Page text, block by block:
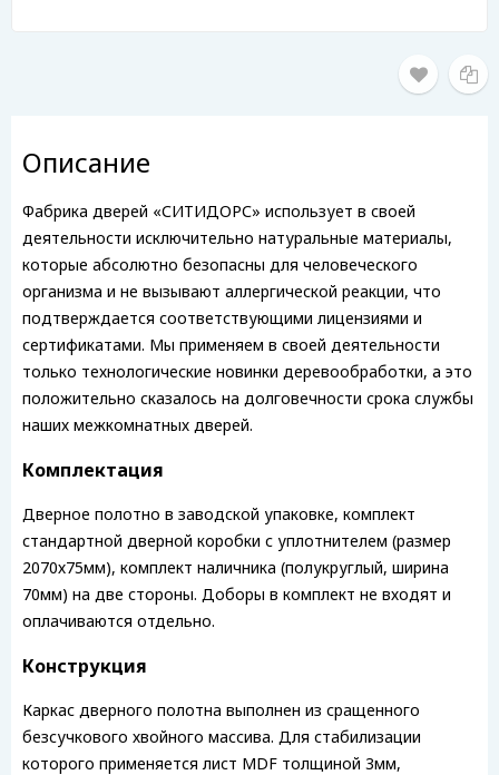
Описание
Фабрика дверей «СИТИДОРС» использует в своей
деятельности исключительно натуральные материалы,
которые абсолютно безопасны для человеческого
организма и не вызывают аллергической реакции, что
подтверждается соответствующими лицензиями и
сертификатами. Мы применяем в своей деятельности
только технологические новинки деревообработки, а это
положительно сказалось на долговечности срока службы
наших межкомнатных дверей.
Комплектация
Дверное полотно в заводской упаковке, комплект
стандартной дверной коробки с уплотнителем (размер
2070х75мм), комплект наличника (полукруглый, ширина
70мм) на две стороны. Доборы в комплект не входят и
оплачиваются отдельно.
Конструкция
Каркас дверного полотна выполнен из сращенного
безсучкового хвойного массива. Для стабилизации
которого применяется лист MDF толщиной 3мм,